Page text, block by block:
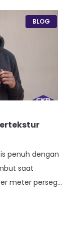
BLOG
penuh dengan
saat
meter persegi,
ini pas untuk